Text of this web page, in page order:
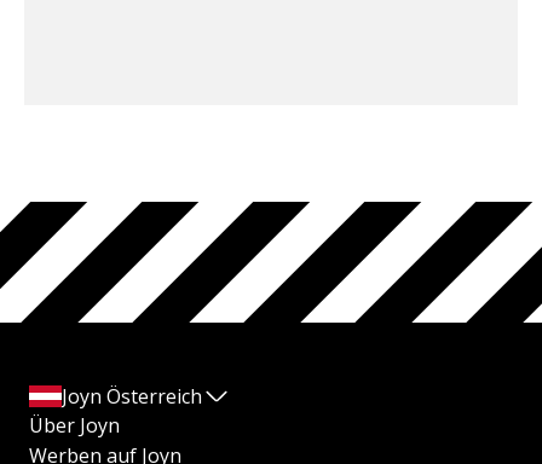
Joyn Österreich
Über Joyn
Werben auf Joyn